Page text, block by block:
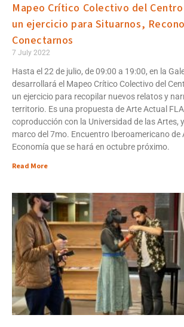
Mapeo Crítico Colectivo del
un ejercicio para Situarnos,
Conectarnos
7 July 2022
Hasta el 22 de julio, de 09:00 a 19:00, en la
desarrollará el Mapeo Crítico Colectivo del
un ejercicio para recopilar nuevos relatos y
territorio. Es una propuesta de Arte Actual
coproducción con la Universidad de las Artes,
marco del 7mo. Encuentro Iberoamericano de
Economía que se hará en octubre próximo.
Read More